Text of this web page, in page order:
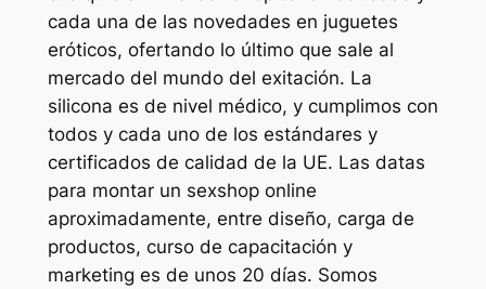
cada una de las novedades en juguetes
eróticos, ofertando lo último que sale al
mercado del mundo del exitación. La
silicona es de nivel médico, y cumplimos con
todos y cada uno de los estándares y
certificados de calidad de la UE. Las datas
para montar un sexshop online
aproximadamente, entre diseño, carga de
productos, curso de capacitación y
marketing es de unos 20 días. Somos